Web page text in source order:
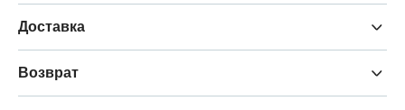
Доставка
Возврат